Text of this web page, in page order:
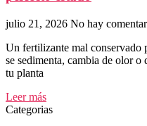
julio 21, 2026 No hay
Un fertilizante mal conservado
se sedimenta, cambia de olor o
tu planta
Leer más
Categorias